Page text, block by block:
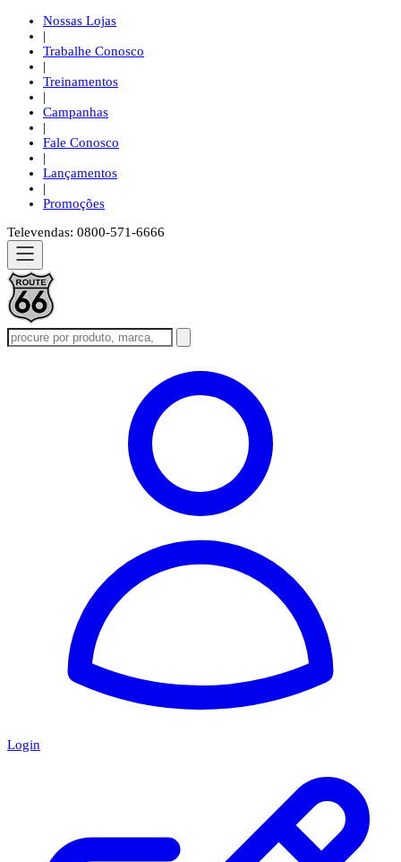
Nossas Lojas
|
Trabalhe Conosco
|
Treinamentos
|
Campanhas
|
Fale Conosco
|
Lançamentos
|
Promoções
Televendas: 0800-571-6666
Login